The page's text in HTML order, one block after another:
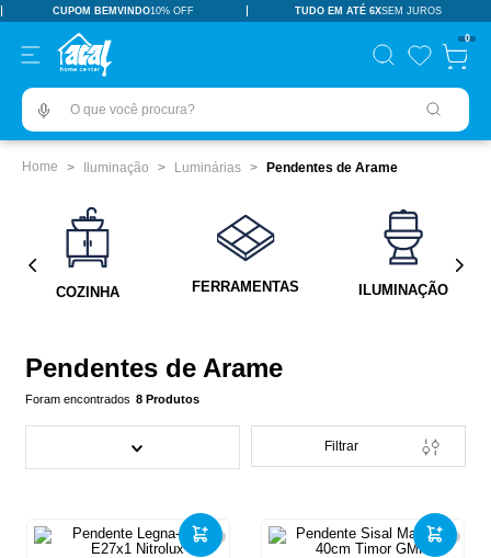
CUPOM BEMVINDO10% OFF TUDO EM ATÉ 6XSEM JUROS
0
O que você procura?
Iluminação Luminárias Pendentes de Arame
COZINHA FERRAMENTAS ILUMINAÇÃO
Pendentes de Arame
8 Produtos
Filtrar
TERMOS MAIS BUSCADOS
pisos revestimentos
º ceramica
vaso sanitário
6 revestimento
9 porta
10º 1